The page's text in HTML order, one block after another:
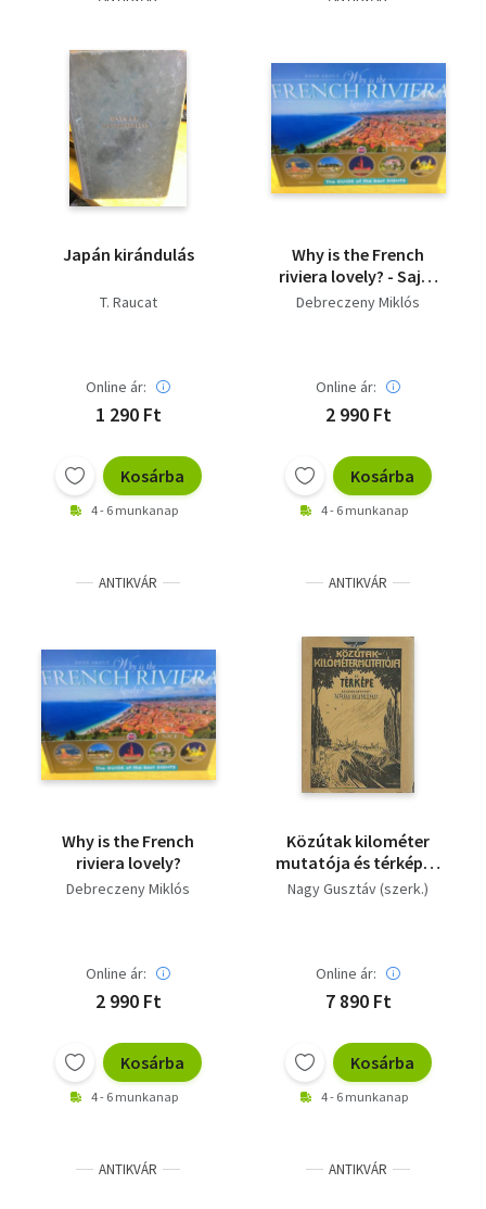
Japán kirándulás
T. Raucat
Online ár:
1 290 Ft
Kosárba
4 - 6 munkanap
Why is the French
riviera lovely? - Saját
képpel!
Debreczeny Miklós
Online ár:
2 990 Ft
Kosárba
4 - 6 munkanap
ANTIKVÁR
Why is the French
riviera lovely?
Debreczeny Miklós
Online ár:
2 990 Ft
Kosárba
4 - 6 munkanap
ANTIKVÁR
Közútak kilométer
mutatója és térképe -
1927-es
Nagy Gusztáv (szerk.)
Online ár:
7 890 Ft
Kosárba
4 - 6 munkanap
ANTIKVÁR ANTIKVÁR